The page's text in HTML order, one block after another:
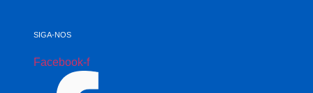
SIGA-NOS
Facebook-f